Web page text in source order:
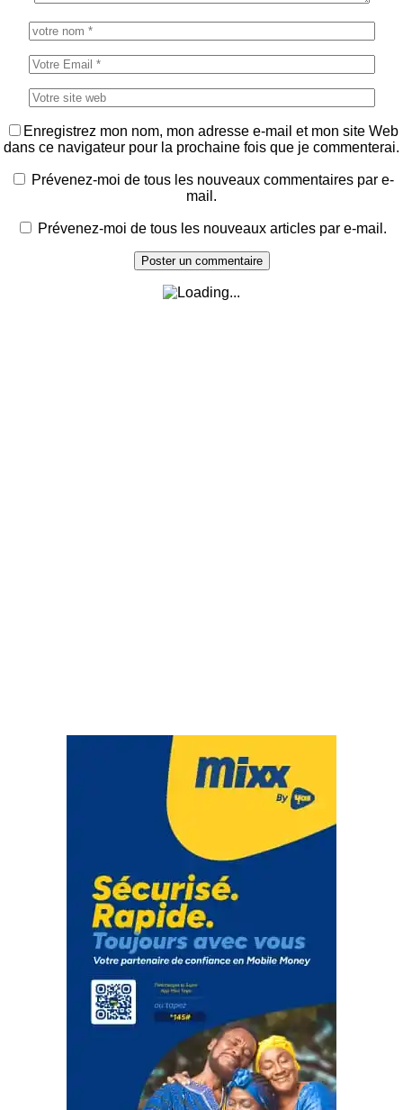
Enregistrez mon nom, mon adresse e-mail et mon site Web
dans ce navigateur pour la prochaine fois que je commenterai.
Prévenez-moi de tous les nouveaux commentaires par e-
mail.
Prévenez-moi de tous les nouveaux articles par e-mail.